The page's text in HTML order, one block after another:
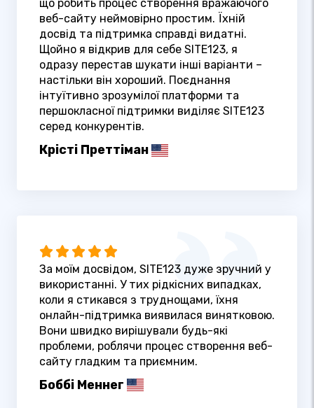
що робить процес створення вражаючого
веб-сайту неймовірно простим. Їхній
досвід та підтримка справді видатні.
Щойно я відкрив для себе SITE123, я
одразу перестав шукати інші варіанти –
настільки він хороший. Поєднання
інтуїтивно зрозумілої платформи та
першокласної підтримки виділяє SITE123
серед конкурентів.
Крісті Преттіман
За моїм досвідом, SITE123 дуже зручний у
використанні. У тих рідкісних випадках,
коли я стикався з труднощами, їхня
онлайн-підтримка виявилася винятковою.
Вони швидко вирішували будь-які
проблеми, роблячи процес створення веб-
сайту гладким та приємним.
Боббі Меннег